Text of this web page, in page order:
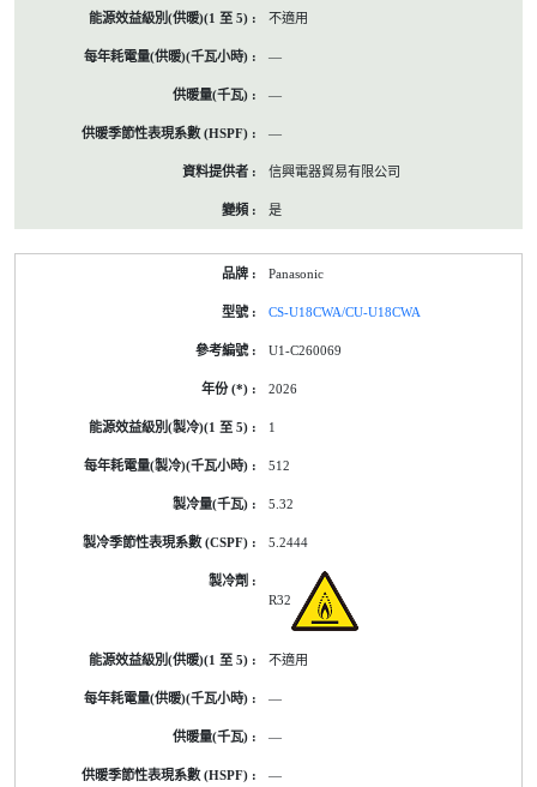
不適用
—
—
—
信興電器貿易有限公司
是
Panasonic
CS-U18CWA/CU-U18CWA
U1-C260069
2026
1
512
5.32
5.2444
R32
不適用
—
—
—